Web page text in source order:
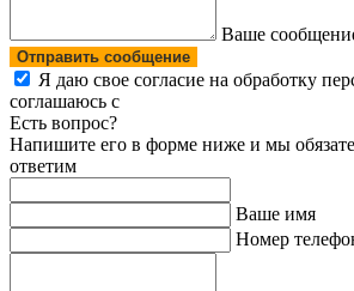
Ваше
Отправить сообщение
Я даю свое согласие на обработку
соглашаюсь с
Есть вопрос?
Напишите его в форме ниже и мы
ответим
Ваше имя
Номер